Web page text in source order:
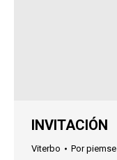
INVITACIÓN
Viterbo Porpiemse